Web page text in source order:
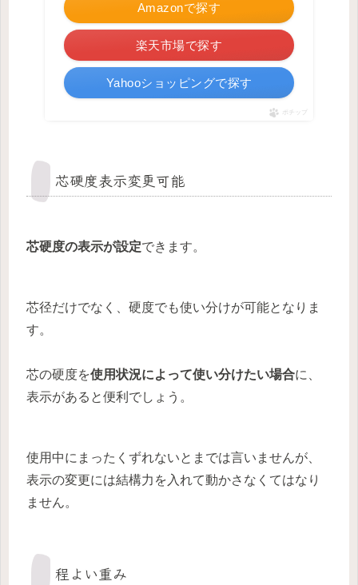
Amazonで探す
楽天市場で探す
Yahooショッピングで探す
ポチップ
芯硬度表示変更可能
芯硬度の表示が設定できます。
芯径だけでなく、硬度でも使い分けが可能となりま
す。
芯の硬度を使用状況によって使い分けたい場合に、
表示があると便利でしょう。
使用中にまったくずれないとまでは言いませんが、
表示の変更には結構力を入れて動かさなくてはなり
ません。
程よい重み